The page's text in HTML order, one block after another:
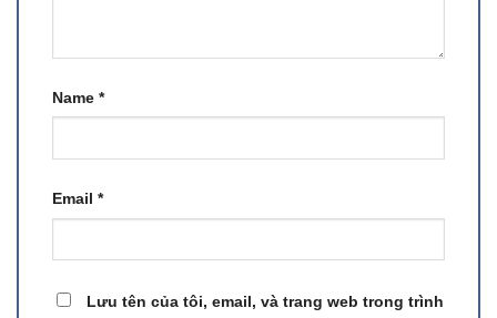
Name *
Email *
Lưu tên của tôi, email, và trang web trong trình